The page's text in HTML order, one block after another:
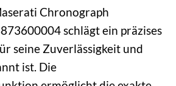
Chronograph
schlägt ein präzises
seine Zuverlässigkeit und
ist. Die